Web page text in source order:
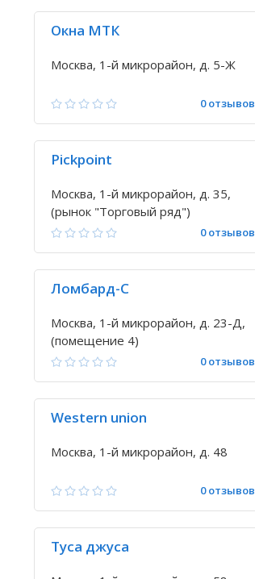
Окна МТК
Москва, 1-й микрорайон, д. 5-Ж
0 отзывов
Pickpoint
Москва, 1-й микрорайон, д. 35,
(рынок "Торговый ряд")
0 отзывов
Ломбард-С
Москва, 1-й микрорайон, д. 23-Д,
(помещение 4)
0 отзывов
Western union
Москва, 1-й микрорайон, д. 48
0 отзывов
Туса джуса